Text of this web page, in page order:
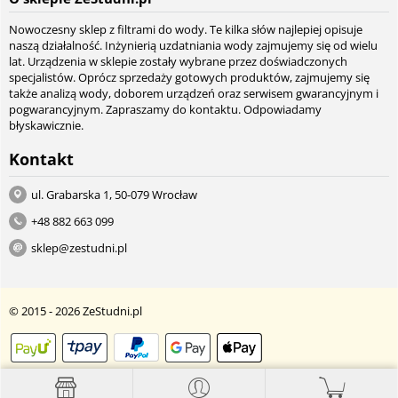
Nowoczesny sklep z filtrami do wody. Te kilka słów najlepiej opisuje
naszą działalność. Inżynierią uzdatniania wody zajmujemy się od wielu
lat. Urządzenia w sklepie zostały wybrane przez doświadczonych
specjalistów. Oprócz sprzedaży gotowych produktów, zajmujemy się
także analizą wody, doborem urządzeń oraz serwisem gwarancyjnym i
pogwarancyjnym. Zapraszamy do kontaktu. Odpowiadamy
błyskawicznie.
Kontakt
ul. Grabarska 1, 50-079 Wrocław
+48 882 663 099
sklep@zestudni.pl
© 2015 - 2026 ZeStudni.pl